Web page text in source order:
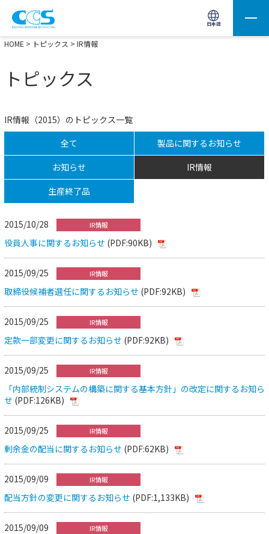
日本語
画像処理用の製品検索 サイト内検索(Enterで実行)
HOME > トピックス > IR情報
トピックス
IR情報（2015）のトピックス一覧
全て
製品に関するお知らせ
お知らせ
IR情報
生産終了品
2015/10/28 IR情報
役員人事に関するお知らせ (PDF:90KB)
2015/09/25 IR情報
取締役候補者選任に関するお知らせ (PDF:92KB)
2015/09/25 IR情報
定款一部変更に関するお知らせ (PDF:92KB)
2015/09/25 IR情報
「内部統制システムの構築に関する基本方針」の改定に関するお知ら
せ (PDF:126KB)
2015/09/25 IR情報
剰余金の配当に関するお知らせ (PDF:62KB)
2015/09/09 IR情報
配当方針の変更に関するお知らせ (PDF:1,133KB)
2015/09/09 IR情報